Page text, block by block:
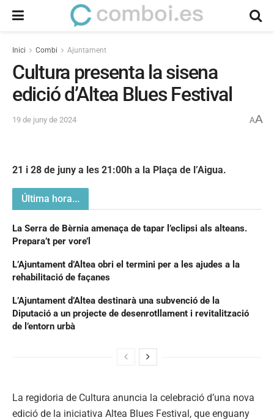
Inici Combi Ajuntament
Cultura presenta la sisena
edició d’Altea Blues Festival
19 de juny de 2024 AA
21 i 28 de juny a les 21:00h a la Plaça de l’Aigua.
Última hora...
La Serra de Bèrnia amenaça de tapar l’eclipsi als alteans.
Prepara’t per vore’l
L’Ajuntament d’Altea obri el termini per a les ajudes a la
rehabilitació de façanes
L’Ajuntament d’Altea destinarà una subvenció de la
Diputació a un projecte de desenrotllament i revitalització
de l’entorn urbà
La regidoria de Cultura anuncia la celebració d’una nova
edició de la iniciativa Altea Blues Festival, que enguany